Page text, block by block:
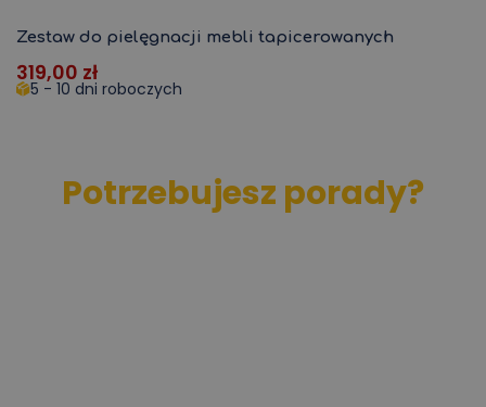
Zestaw do pielęgnacji mebli tapicerowanych
319,00 zł
5 - 10 dni roboczych
Potrzebujesz porady?